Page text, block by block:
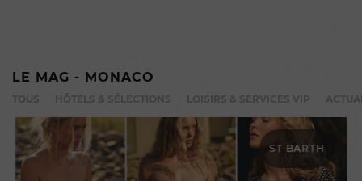
LE MAG - MONACO
HÔTELS & SÉLECTIONS
ST BARTH